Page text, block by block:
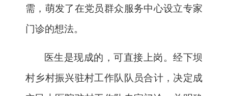
需，萌发了在党员群众服务中心设立专家
门诊的想法。
医生是现成的，可直接上岗。经下坝
村乡村振兴驻村工作队队员合计，决定成